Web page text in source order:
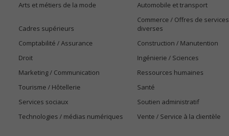
Arts et métiers de la mode Automobile et transport
Cadres supérieurs
Commerce / Offres de services
diverses
Comptabilité / Assurance
Construction / Manutention
Droit
Ingénierie / Sciences
Marketing / Communication
Ressources humaines
Tourisme / Hôtellerie
Santé
Services sociaux
Soutien administratif
Technologies / médias numériques
Vente / Service à la clientèle